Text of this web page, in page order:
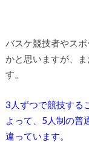
バスケ競技者やス
かと思いますが、
す。
3人ずつで競技する
よって、5人制の普
違っています。